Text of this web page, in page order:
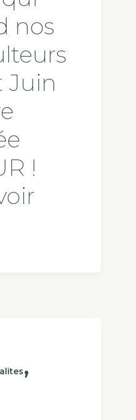
nos
Juin
!
,